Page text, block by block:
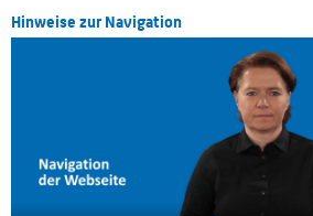
Hinweise zur Navigation